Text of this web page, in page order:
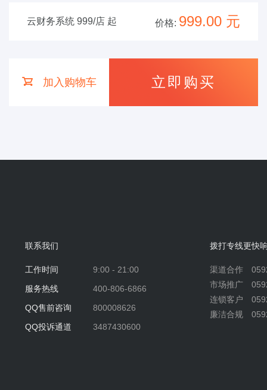
云财务系统 999/店 起 价格: 999.00 元
加入购物车 立即购买
联系我们
工作时间
9:00 - 21:00
服务热线
400-806-6866
QQ售前咨询
800008626
QQ投诉通道
3487430600
拨打专线更快
渠道合作
市场推广
连锁客户
廉洁合规